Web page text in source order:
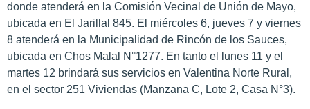
donde atenderá en la Comisión Vecinal de Unión de Mayo,
ubicada en El Jarillal 845. El miércoles 6, jueves 7 y viernes
8 atenderá en la Municipalidad de Rincón de los Sauces,
ubicada en Chos Malal N°1277. En tanto el lunes 11 y el
martes 12 brindará sus servicios en Valentina Norte Rural,
en el sector 251 Viviendas (Manzana C, Lote 2, Casa N°3).